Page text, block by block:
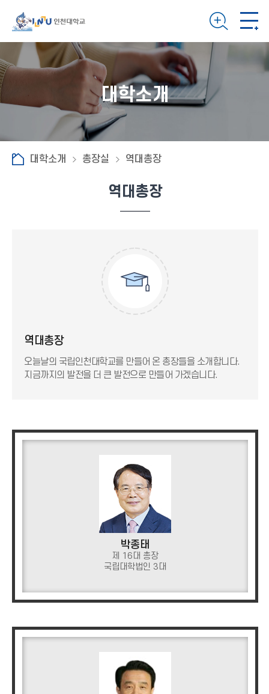
대학소개
대학소개 총장실 역대총장
역대총장
역대총장
오늘날의 국립인천대학교를 만들어 온 총장들을 소개합니다.
지금까지의 발전을 더 큰 발전으로 만들어 가겠습니다.
박종태
제 16대 총장
국립대학법인 3대